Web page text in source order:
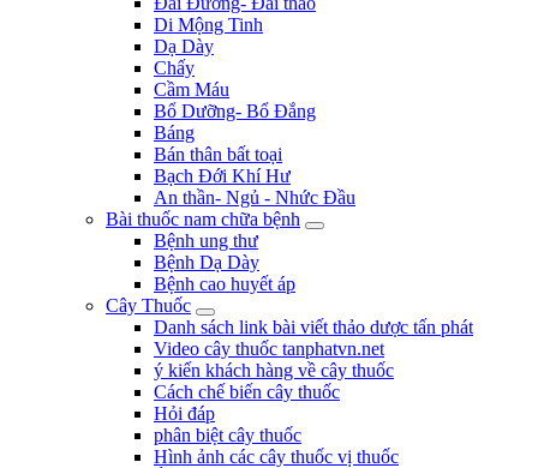
Di Mộng Tinh
Dạ Dày
Chấy
Cầm Máu
Bổ Dưỡng- Bổ Đắng
Báng
Bán thân bất toại
Bạch Đới Khí Hư
An thần- Ngủ - Nhức Đầu
Bài thuốc nam chữa bệnh
Bệnh ung thư
Bệnh Dạ Dày
Bệnh cao huyết áp
Cây Thuốc
Danh sách link bài viết thảo dược tấn phát
Video cây thuốc tanphatvn.net
ý kiến khách hàng về cây thuốc
Cách chế biến cây thuốc
Hỏi đáp
phân biệt cây thuốc
Hình ảnh các cây thuốc vị thuốc